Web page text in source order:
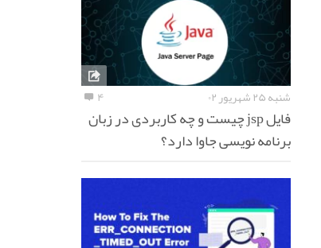
شنبه ۲۵ شهریور ۰۲ ۴
فایل jsp چیست و چه کاربردی در زبان
برنامه نویسی جاوا دارد؟